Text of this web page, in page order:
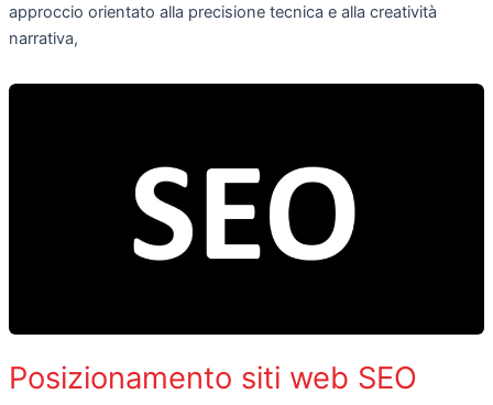
approccio orientato alla precisione tecnica e alla creatività
narrativa,
Posizionamento siti web SEO